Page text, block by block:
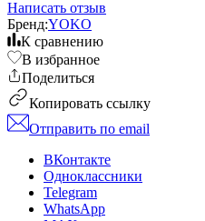
Написать отзыв
Бренд:YOKO
К сравнению
В избранное
Поделиться
Копировать ссылку
Отправить по email
ВКонтакте
Одноклассники
Telegram
WhatsApp